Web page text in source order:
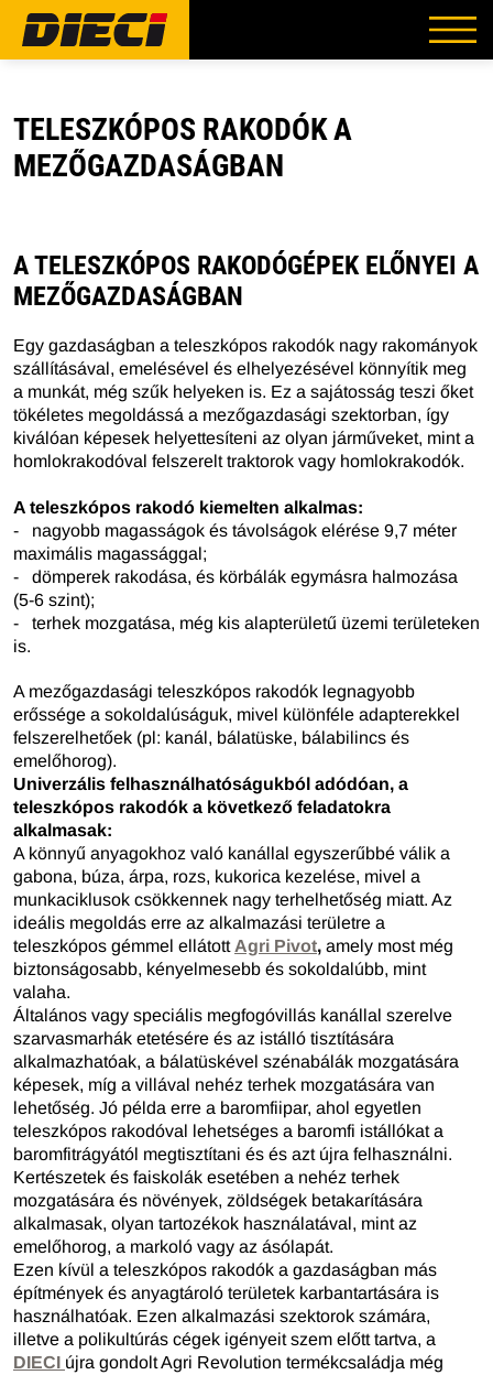
TELESZKÓPOS RAKODÓK A
MEZŐGAZDASÁGBAN
A TELESZKÓPOS RAKODÓGÉPEK ELŐNYEI A
MEZŐGAZDASÁGBAN
Egy gazdaságban a teleszkópos rakodók nagy rakományok
szállításával, emelésével és elhelyezésével könnyítik meg
a munkát, még szűk helyeken is. Ez a sajátosság teszi őket
tökéletes megoldássá a mezőgazdasági szektorban, így
kiválóan képesek helyettesíteni az olyan járműveket, mint a
homlokrakodóval felszerelt traktorok vagy homlokrakodók.
A teleszkópos rakodó kiemelten alkalmas:
- nagyobb magasságok és távolságok elérése 9,7 méter
maximális magassággal;
- dömperek rakodása, és körbálák egymásra halmozása
(5-6 szint);
- terhek mozgatása, még kis alapterületű üzemi területeken
is.
A mezőgazdasági teleszkópos rakodók legnagyobb
erőssége a sokoldalúságuk, mivel különféle adapterekkel
felszerelhetőek (pl: kanál, bálatüske, bálabilincs és
emelőhorog).
Univerzális felhasználhatóságukból adódóan, a
teleszkópos rakodók a következő feladatokra
alkalmasak:
A könnyű anyagokhoz való kanállal egyszerűbbé válik a
gabona, búza, árpa, rozs, kukorica kezelése, mivel a
munkaciklusok csökkennek nagy terhelhetőség miatt. Az
ideális megoldás erre az alkalmazási területre a
teleszkópos gémmel ellátott Agri Pivot, amely most még
biztonságosabb, kényelmesebb és sokoldalúbb, mint
valaha.
Általános vagy speciális megfogóvillás kanállal szerelve
szarvasmarhák etetésére és az istálló tisztítására
alkalmazhatóak, a bálatüskével szénabálák mozgatására
képesek, míg a villával nehéz terhek mozgatására van
lehetőség. Jó példa erre a baromfiipar, ahol egyetlen
teleszkópos rakodóval lehetséges a baromfi istállókat a
baromfitrágyától megtisztítani és és azt újra felhasználni.
Kertészetek és faiskolák esetében a nehéz terhek
mozgatására és növények, zöldségek betakarítására
alkalmasak, olyan tartozékok használatával, mint az
emelőhorog, a markoló vagy az ásólapát.
Ezen kívül a teleszkópos rakodók a gazdaságban más
építmények és anyagtároló területek karbantartására is
használhatóak. Ezen alkalmazási szektorok számára,
illetve a polikultúrás cégek igényeit szem előtt tartva, a
DIECI újra gondolt Agri Revolution termékcsaládja még